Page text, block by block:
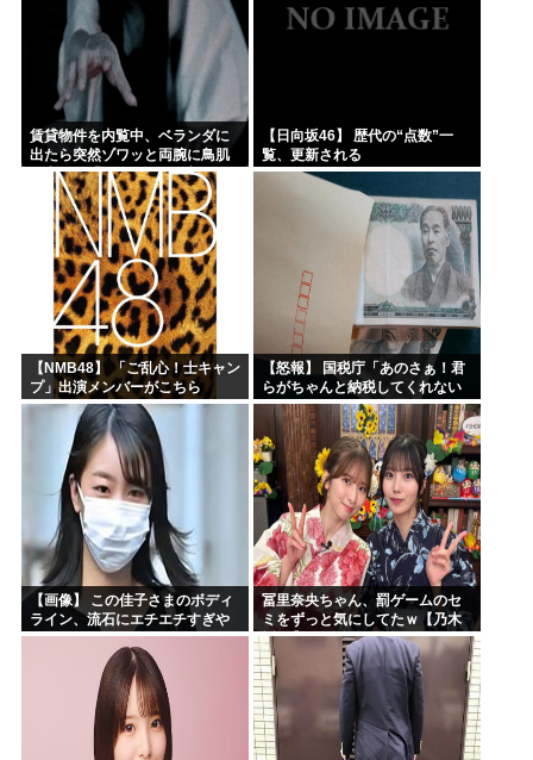
賃貸物件を内覧中、ベランダに
出たら突然ゾワッと両腕に鳥肌
が出た。「やっぱりこの部屋嫌
だ」と思った瞬間、体が前にド
ンッと突き飛ばされて…
【日向坂46】 歴代の“点数”一
覧、更新される
【NMB48】 「ご乱心！士キャン
プ」出演メンバーがこちら
【怒報】 国税庁「あのさぁ！君
らがちゃんと納税してくれない
とこうなっちゃうけどどうす
る？！」←これw w w w w w w w
【画像】 この佳子さまのボディ
ライン、流石にエチエチすぎや
ろ！
冨里奈央ちゃん、罰ゲームのセ
ミをずっと気にしてたｗ【乃木
坂46】